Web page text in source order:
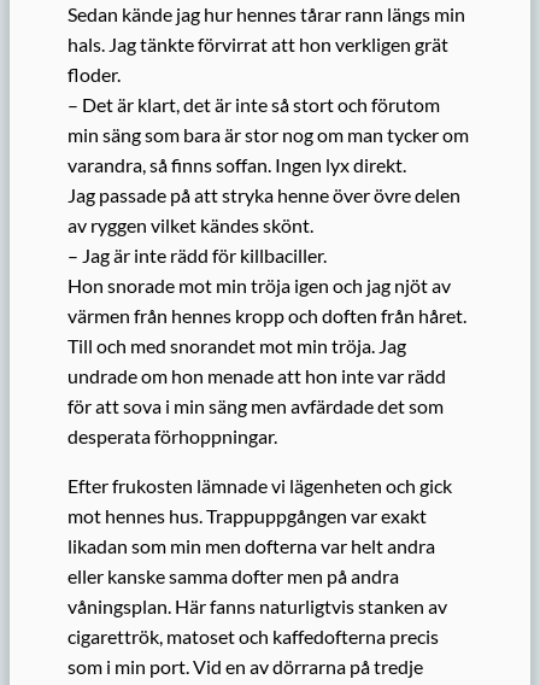
Sedan kände jag hur hennes tårar rann längs min
hals. Jag tänkte förvirrat att hon verkligen grät
floder.
– Det är klart, det är inte så stort och förutom
min säng som bara är stor nog om man tycker om
varandra, så finns soffan. Ingen lyx direkt.
Jag passade på att stryka henne över övre delen
av ryggen vilket kändes skönt.
– Jag är inte rädd för killbaciller.
Hon snorade mot min tröja igen och jag njöt av
värmen från hennes kropp och doften från håret.
Till och med snorandet mot min tröja. Jag
undrade om hon menade att hon inte var rädd
för att sova i min säng men avfärdade det som
desperata förhoppningar.
Efter frukosten lämnade vi lägenheten och gick
mot hennes hus. Trappuppgången var exakt
likadan som min men dofterna var helt andra
eller kanske samma dofter men på andra
våningsplan. Här fanns naturligtvis stanken av
cigarettrök, matoset och kaffedofterna precis
som i min port. Vid en av dörrarna på tredje